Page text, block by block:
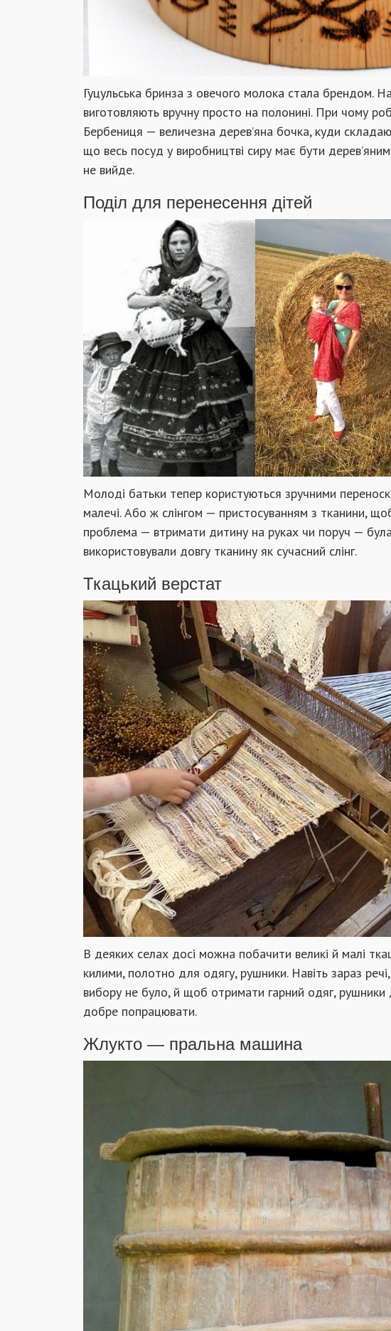
Гуцульська бринза з овечого молока стала брендом.
виготовляють вручну просто на полонині. При чому
Бербениця — величезна дерев’яна бочка, куди
що весь посуд у виробництві сиру має бути
не вийде.
Поділ для перенесення дітей
Молоді батьки тепер користуються зручними
малечі. Або ж слінгом — пристосуванням з тканини,
проблема — втримати дитину на руках чи поруч — була
використовували довгу тканину як сучасний слінг.
Ткацький верстат
В деяких селах досі можна побачити великі й малі
килими, полотно для одягу, рушники. Навіть зараз
вибору не було, й щоб отримати гарний одяг,
добре попрацювати.
Жлукто — пральна машина